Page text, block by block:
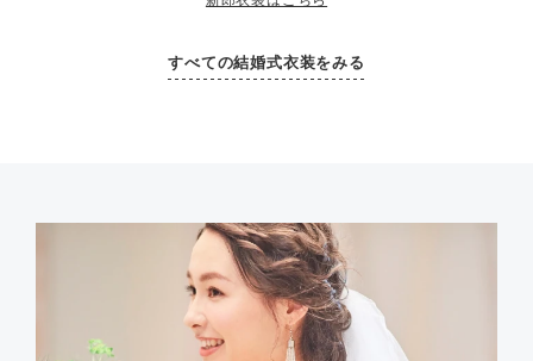
すべての結婚式衣装をみる